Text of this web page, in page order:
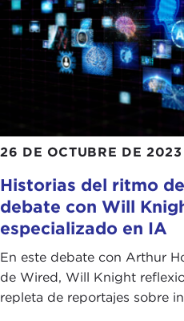
26 DE OCTUBRE DE 2023
Historias del ritmo
debate con Will
especializado en IA
En este debate con Arthur
de Wired, Will Knight
repleta de reportajes sobre